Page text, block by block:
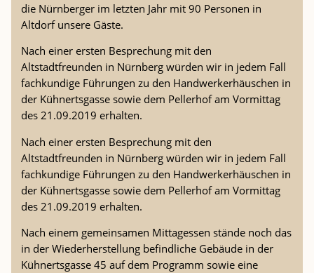
die Nürnberger im letzten Jahr mit 90 Personen in
Altdorf unsere Gäste.
Nach einer ersten Besprechung mit den
Altstadtfreunden in Nürnberg würden wir in jedem Fall
fachkundige Führungen zu den Handwerkerhäuschen in
der Kühnertsgasse sowie dem Pellerhof am Vormittag
des 21.09.2019 erhalten.
Nach einer ersten Besprechung mit den
Altstadtfreunden in Nürnberg würden wir in jedem Fall
fachkundige Führungen zu den Handwerkerhäuschen in
der Kühnertsgasse sowie dem Pellerhof am Vormittag
des 21.09.2019 erhalten.
Nach einem gemeinsamen Mittagessen stände noch das
in der Wiederherstellung befindliche Gebäude in der
Kühnertsgasse 45 auf dem Programm sowie eine